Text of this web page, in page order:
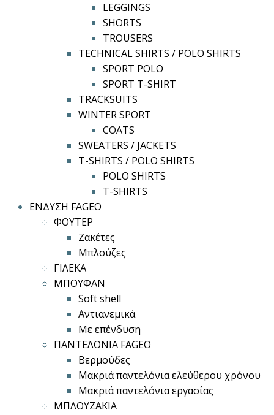
LEGGINGS
SHORTS
TROUSERS
TECHNICAL SHIRTS / POLO SHIRTS
SPORT POLO
SPORT T-SHIRT
TRACKSUITS
WINTER SPORT
COATS
SWEATERS / JACKETS
T-SHIRTS / POLO SHIRTS
POLO SHIRTS
T-SHIRTS
ΕΝΔΥΣΗ FAGEO
ΦΟΥΤΕΡ
Ζακέτες
Μπλούζες
ΓΙΛΕΚΑ
ΜΠΟΥΦΑΝ
Soft shell
Αντιανεμικά
Με επένδυση
ΠΑΝΤΕΛΟΝΙΑ FAGEO
Βερμούδες
Μακριά παντελόνια ελεύθερου χρόνου
Μακριά παντελόνια εργασίας
ΜΠΛΟΥΖΑΚΙΑ